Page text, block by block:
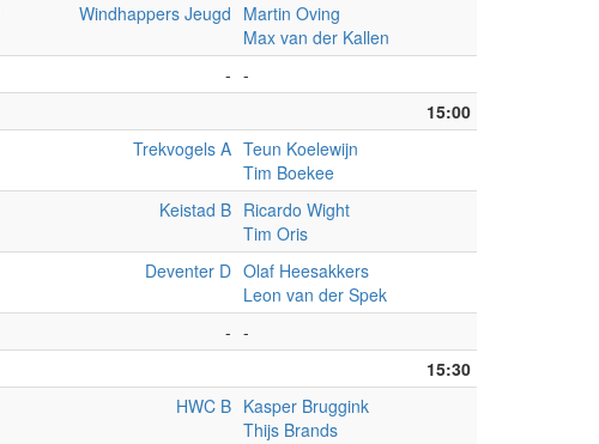
Windhappers Jeugd Martin Oving
Max van der Kallen
- -
15:00
Trekvogels A Teun Koelewijn
Tim Boekee
Keistad B Ricardo Wight
Tim Oris
Deventer D Olaf Heesakkers
Leon van der Spek
- -
15:30
HWC B Kasper Bruggink
Thijs Brands